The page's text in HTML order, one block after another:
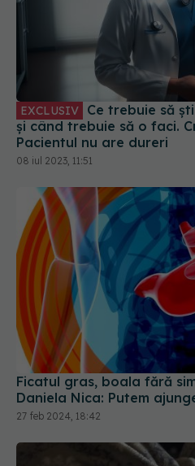
EXCLUSIV
și când trebuie să o faci.
Pacientul nu are dureri
08 iul 2023, 11:51
Ficatul gras, boala fără
Daniela Nica: Putem
27 feb 2024, 18:42